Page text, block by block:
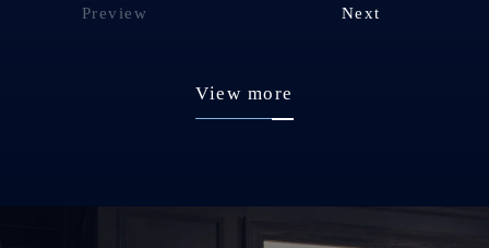
Preview Next
View more